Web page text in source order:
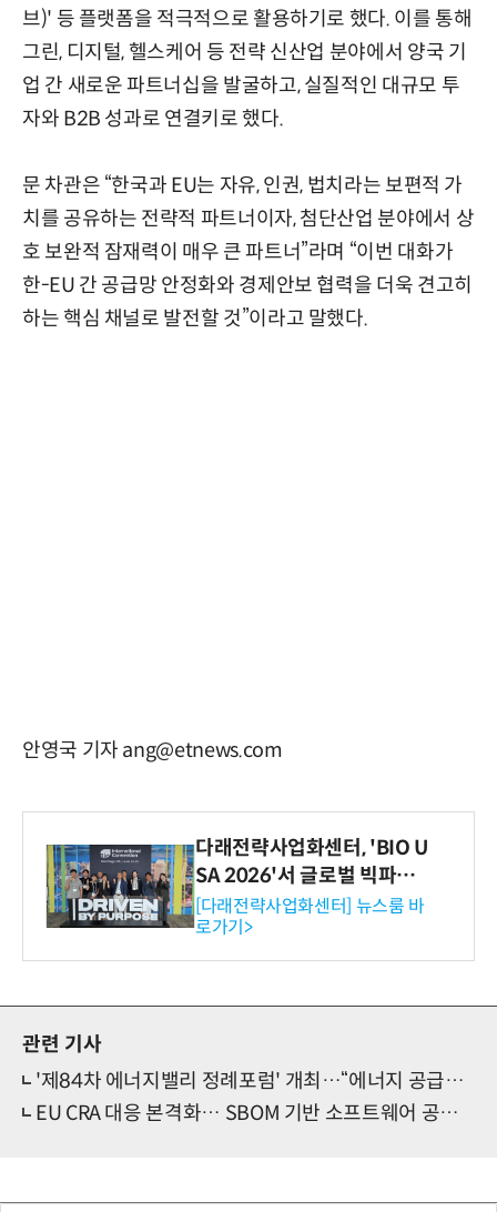
브)' 등 플랫폼을 적극적으로 활용하기로 했다. 이를 통해
그린, 디지털, 헬스케어 등 전략 신산업 분야에서 양국 기
업 간 새로운 파트너십을 발굴하고, 실질적인 대규모 투
자와 B2B 성과로 연결키로 했다.
문 차관은 “한국과 EU는 자유, 인권, 법치라는 보편적 가
치를 공유하는 전략적 파트너이자, 첨단산업 분야에서 상
호 보완적 잠재력이 매우 큰 파트너”라며 “이번 대화가
한-EU 간 공급망 안정화와 경제안보 협력을 더욱 견고히
하는 핵심 채널로 발전할 것”이라고 말했다.
안영국 기자 ang@etnews.com
다래전략사업화센터, 'BIO U
SA 2026'서 글로벌 빅파마
와의 비즈니스 미팅 지원…K
-바이오 해외 진출 교두보 확
보
[다래전략사업화센터] 뉴스룸 바
로가기>
관련 기사
'제84차 에너지밸리 정례포럼' 개최…“에너지 공급망·산업경쟁력 위기 동시 대응해야”
EU CRA 대응 본격화… SBOM 기반 소프트웨어 공급망 보안 전략 부상